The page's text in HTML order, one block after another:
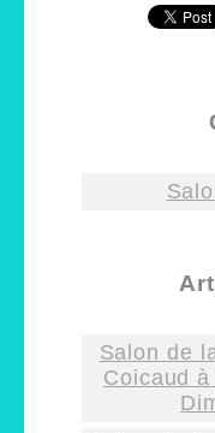
Salon de
Coicaud